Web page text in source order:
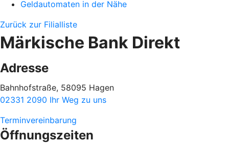
Geldautomaten in der Nähe
Zurück zur Filialliste
Märkische Bank Direkt
Adresse
Bahnhofstraße, 58095 Hagen
02331 2090 Ihr Weg zu uns
Terminvereinbarung
Öffnungszeiten